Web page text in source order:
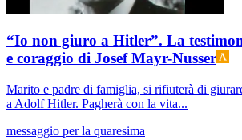
“Io non giuro a Hitler”. La
e coraggio di Josef Mayr-Nusser
Marito e padre di famiglia, si rifiuterà di
a Adolf Hitler. Pagherà con la vita...
messaggio per la quaresima